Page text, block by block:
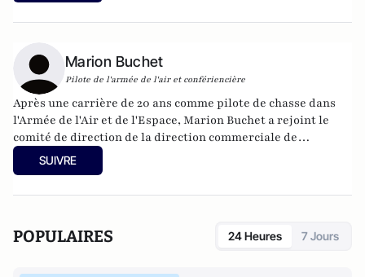
Marion Buchet
Pilote de l'armée de l'air et confériencière
Après une carrière de 20 ans comme pilote de chasse dans
l'Armée de l'Air et de l'Espace, Marion Buchet a rejoint le
comité de direction de la direction commerciale de
TEHTRIS. Elle dirige actuellement le centre de veille et de
réponse à incident cyber du secteur de l’aviation (CERT
SUIVRE
POPULAIRES 24 Heures 7 Jours